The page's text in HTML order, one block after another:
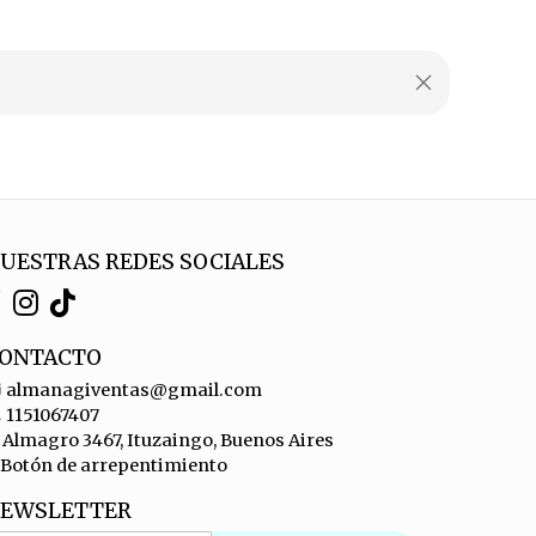
REDES SOCIALES
almanagiventas@gmail.com
1151067407
Almagro 3467, Ituzaingo, Buenos Aires
Botón de arrepentimiento